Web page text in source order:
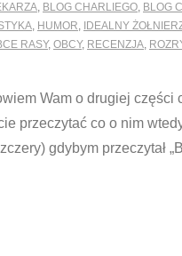
, BLOG CHARLIEGO, BLOG
, HUMOR, IDEALNY
RASY, OBCY, RECENZJA,
Wam o drugiej części
przeczytać co o nim
gdybym przeczytał